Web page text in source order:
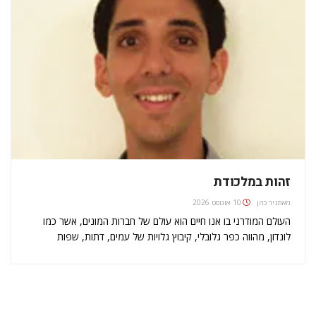
זהות במלכודת
מאתניר כהן 10 אוגוסט 2026
העולם המודרני בו אנו חיים הוא עולם של חברות המונים, אשר כמו
לונדון, מהווה כפר גלובלי, קיבוץ גלויות של עמים, דתות, שפות